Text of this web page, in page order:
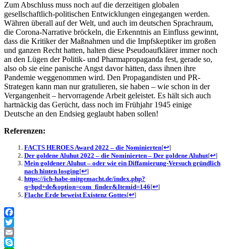
Zum Abschluss muss noch auf die derzeitigen globalen
gesellschaftlich-politischen Entwicklungen eingegangen werden.
Währen überall auf der Welt, und auch im deutschen Sprachraum,
die Corona-Narrative bröckeln, die Erkenntnis an Einfluss gewinnt,
dass die Kritiker der Maßnahmen und die Impfskeptiker im großen
und ganzen Recht hatten, halten diese Pseudoaufklärer immer noch
an den Lügen der Politik- und Pharmapropaganda fest, gerade so,
also ob sie eine panische Angst davor hätten, dass ihnen ihre
Pandemie weggenommen wird. Den Propagandisten und PR-
Strategen kann man nur gratulieren, sie haben – wie schon in der
Vergangenheit – hervorragende Arbeit geleistet. Es hält sich auch
hartnäckig das Gerücht, dass noch im Frühjahr 1945 einige
Deutsche an den Endsieg geglaubt haben sollen!
Referenzen:
FACTS HEROES Award 2022 – die Nominierten[↩]
Der goldene Aluhut 2022 – die Nominierten – Der goldene Aluhut[↩]
Mein goldener Aluhut – oder wie ein Diffamierung-Versuch gründlich
nach hinten losging [↩]
https://ich-habe-mitgemacht.de/index.php?
q=hpd+de&option=com_finder&Itemid=146 [↩]
Flache Erde beweist Existenz Gottes[↩]
Facebook
Twitter
Email